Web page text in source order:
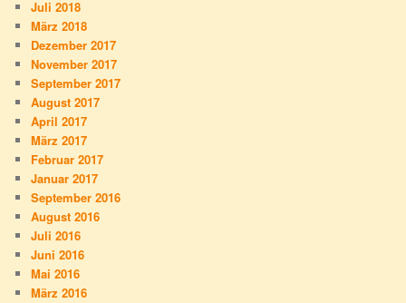
Juli 2018
März 2018
Dezember 2017
November 2017
September 2017
August 2017
April 2017
März 2017
Februar 2017
Januar 2017
September 2016
August 2016
Juli 2016
Juni 2016
Mai 2016
März 2016